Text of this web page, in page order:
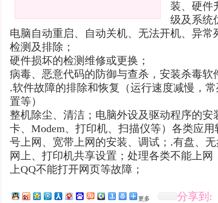
装、硬件
级及系统
电脑自动重启、自动关机、无法开机、异常
检测及排除；
硬件损坏的检测维修或更换；
病毒、恶意代码的防御与查杀，安装杀毒软
.软件故障的排除和恢复（运行速度减慢，
置等）
整机除尘、清洁；电脑外设及驱动程序的安
卡、Modem、打印机、扫描仪等）各类应
号上网、宽带上网的安装、调试；.有盘、
网上、打印机共享设置；处理各类不能上网
上QQ不能打开网页等故障；
分享到:
更多